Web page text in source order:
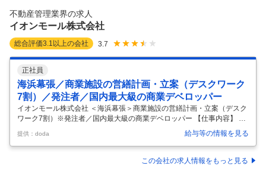
者を募集しております。 ※当社の役員・社員本人の子女、兄弟姉妹、配
偶者の方はご応募いただけません。 【選考プロセス】 ※以下選考プ
不動産管理業界の求人
イオンモール株式会社
総合評価3.1 以上の会社 3.7
正社員
海浜幕張／商業施設の営繕計画・立案（デスクワーク
7割）／発注者／国内最大級の商業デベロッパー
イオンモール株式会社 ＜海浜幕張＞商業施設の営繕計画・立案（デスク
ワーク7割）※発注者／国内最大級の商業デベロッパー 【仕事内容】 ＜
海浜幕張＞商業施設の営繕計画・立案（デスクワーク7割）※発注者／国
内最大級の商業デベロッパー 【具体的な仕事内容】 ～施工管理経験者歓
迎／脱炭素や省エネの知見がある方歓迎／残業10～20時間程度／住宅補
助制度充実／国内最大級の商業デベロッパー～ ■業務内容： 当社が展開
提供：doda 給与等の情報を見る
この会社の求人情報をもっと見る